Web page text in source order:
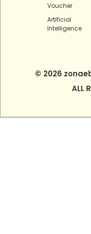
Voucher
Artificial
Intelligence
© 2026
ALL